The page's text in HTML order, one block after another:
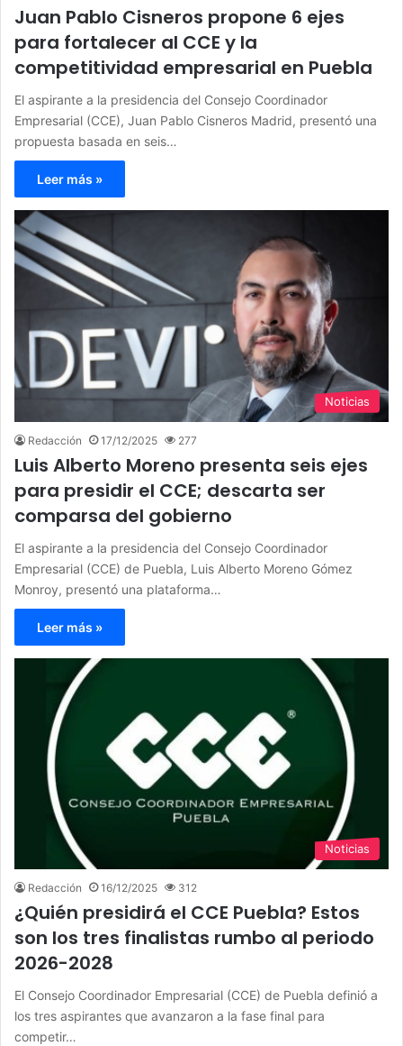
Juan Pablo Cisneros propone 6 ejes
para fortalecer al CCE y la
competitividad empresarial en Puebla
El aspirante a la presidencia del Consejo Coordinador
Empresarial (CCE), Juan Pablo Cisneros Madrid, presentó una
propuesta basada en seis…
Leer más »
Noticias
Redacción 17/12/2025 277
Luis Alberto Moreno presenta seis ejes
para presidir el CCE; descarta ser
comparsa del gobierno
El aspirante a la presidencia del Consejo Coordinador
Empresarial (CCE) de Puebla, Luis Alberto Moreno Gómez
Monroy, presentó una plataforma…
Leer más »
Noticias
Redacción 16/12/2025 312
¿Quién presidirá el CCE Puebla? Estos
son los tres finalistas rumbo al periodo
2026-2028
El Consejo Coordinador Empresarial (CCE) de Puebla definió a
los tres aspirantes que avanzaron a la fase final para
competir…